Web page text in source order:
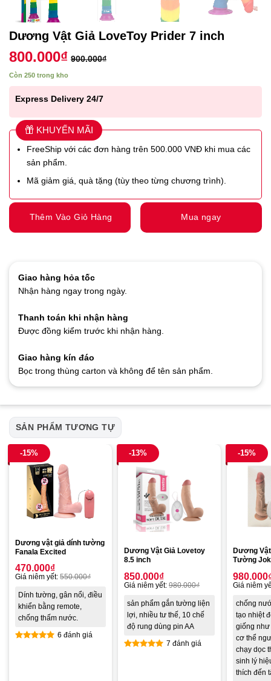
Dương Vật Giả LoveToy Prider 7 inch
800.000₫ 900.000₫
Còn 250 trong kho
Express Delivery 24/7
KHUYẾN MÃI
FreeShip với các đơn hàng trên 500.000 VNĐ khi mua các
sản phẩm.
Mã giảm giá, quà tặng (tùy theo từng chương trình).
Thêm Vào Giỏ Hàng Mua ngay
Giao hàng hỏa tốc
Nhận hàng ngay trong ngày.
Thanh toán khi nhận hàng
Được đồng kiểm trước khi nhận hàng.
Giao hàng kín đáo
Bọc trong thùng carton và không để tên sản phẩm.
SẢN PHẨM TƯƠNG TỰ
-15%
Dương vật giả dính tường
Fanala Excited
470.000₫
Giá niêm yết: 550.000₫
Dính tường, gân nổi, điều
khiển bằng remote,
chống thấm nước.
6 đánh giá
-13%
Dương Vật Giả Lovetoy
8.5 inch
850.000₫
Giá niêm yết: 980.000₫
sản phẩm gắn tường liện
lợi, nhiều tư thế, 10 chế
độ rung dùng pin AA
7 đánh giá
-15%
Dương
Tường
980.000
Giá niêm
chống
tạo nhiệt
giống như
cơ thể
chạy dọc
sinh lý
thích đến